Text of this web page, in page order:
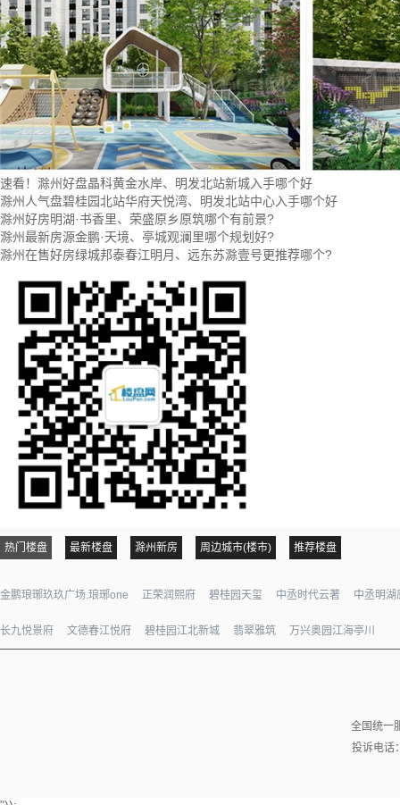
速看！滁州好盘晶科黄金水岸、明发北站新城入手哪个好
滁州人气盘碧桂园北站华府天悦湾、明发北站中心入手哪个好
滁州好房明湖·书香里、荣盛原乡原筑哪个有前景?
滁州最新房源金鹏·天境、亭城观澜里哪个规划好?
滁州在售好房绿城邦泰春江明月、远东苏滁壹号更推荐哪个?
热门楼盘 最新楼盘 滁州新房 周边城市(楼市) 推荐楼盘
金鹏琅琊玖玖广场.琅琊one 正荣润熙府 碧桂园天玺 中丞时代云著 中丞明湖
长九悦景府 文德春江悦府 碧桂园江北新城 翡翠雅筑 万兴奥园江海亭川
全国统一
投诉电话